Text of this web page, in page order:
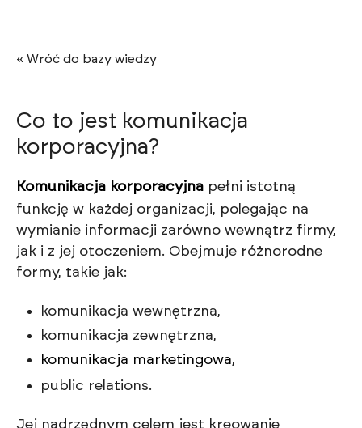
« Wróć do bazy wiedzy
Co to jest komunikacja
korporacyjna?
Komunikacja korporacyjna pełni istotną
funkcję w każdej organizacji, polegając na
wymianie informacji zarówno wewnątrz firmy,
jak i z jej otoczeniem. Obejmuje różnorodne
formy, takie jak:
komunikacja wewnętrzna,
komunikacja zewnętrzna,
komunikacja marketingowa,
public relations.
Jej nadrzędnym celem jest kreowanie